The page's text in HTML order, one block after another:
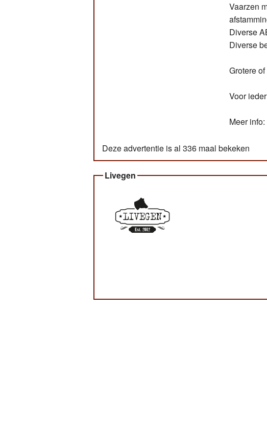
Vaarzen
Diverse
Diverse
Grotere
Voor
Meer
Deze advertentie is al 336 maal bekeken
Livegen